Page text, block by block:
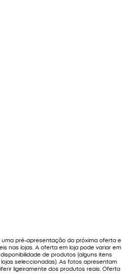
pré-apresentação da próxima oferta e
nas lojas. A oferta em loja pode variar em
de produtos (alguns itens
seleccionadas). As fotos apresentam
ligeiramente dos produtos reais. Oferta